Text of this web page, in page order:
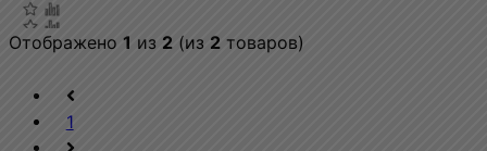
Отображено 1 из 2 (из 2 товаров)
1